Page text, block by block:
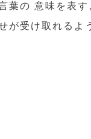
葉の 意味を表す
が受け取れるよ